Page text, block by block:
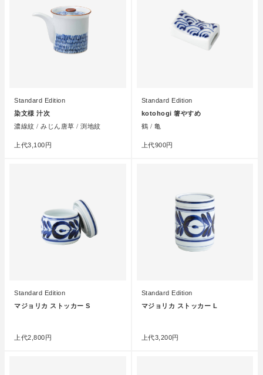
Standard Edition
染文様 汁次
濃線紋 / みじん唐草 / 渕地紋
上代3,100円
Standard Edition
kotohogi 箸やすめ
鶴 / 亀
上代900円
Standard Edition
マジョリカ ストッカー S
上代2,800円
Standard Edition
マジョリカ ストッカー L
上代3,200円